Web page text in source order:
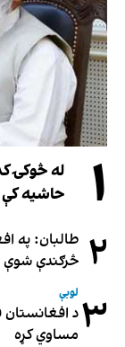
۱
له څوکۍ
حاشیه کې
۲ طالبان: په
څرګندې
۳ لوبې
مساوي کړه